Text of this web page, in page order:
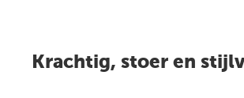
Krachtig, stoer en